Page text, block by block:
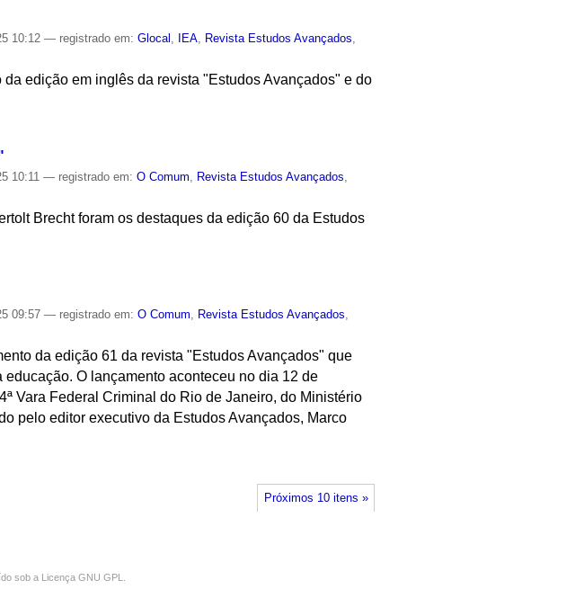
10:12— registrado em:Glocal IEA Revista Estudos Avançados
edição em inglês da revista "Estudos Avançados" e do
10:11— registrado em:O Comum Revista Estudos Avançados
Brecht foram os destaques da edição 60 da Estudos
09:57— registrado em:O Comum, Revista Estudos Avançados,
da edição 61 da revista "Estudos Avançados" que
O lançamento aconteceu no dia 12 de
Vara Federal Criminal do Rio de Janeiro, do Ministério
pelo editor executivo da Estudos Avançados, Marco
Próximos 10 itens »
sob a Licença GNU GPL